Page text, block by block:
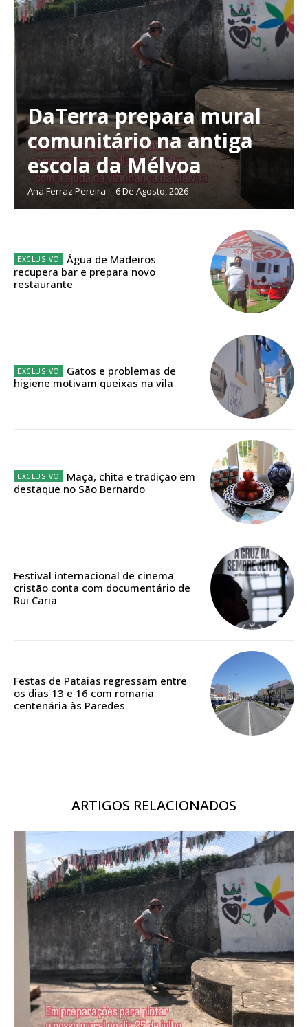
Planos de Assinatura
Faça-se assinante do Região de Cister e ajude-nos a manter este serviço
público!
Sendo assinante terá acesso a todos os conteúdos exclusivos e versões
digitais.
Escolha o plano de assinatura desejado:
ASSINATURA
IMPRESSA
12 meses
Acesso aos conteúdos Exclusivos para
16€
Acesso aos conteúdos Exclusivos para
assinantes
DaTerra prepara mural
comunitário na antiga
escola da Mélvoa
Ana Ferraz Pereira - 6 De Agosto, 2026
Água de Madeiros
recupera bar e prepara novo
restaurante
Gatos e problemas de
higiene motivam queixas na vila
Maçã, chita e tradição em
destaque no São Bernardo
Festival internacional de cinema
cristão conta com documentário de
Rui Caria
Festas de Pataias regressam entre
os dias 13 e 16 com romaria
centenária às Paredes
ARTIGOS RELACIONADOS